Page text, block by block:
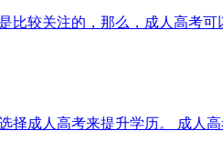
较关注的，那么，成人高考
成人高考来提升学历。 成人